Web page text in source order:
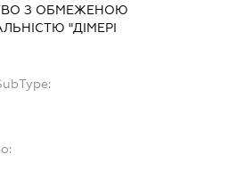
З ОБМЕЖЕНОЮ
"ДІМЕРІ